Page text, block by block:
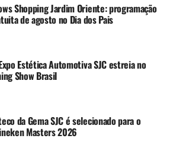
Shopping Jardim Oriente: programação
de agosto no Dia dos Pais
Estética Automotiva SJC estreia no
Show Brasil
da Gema SJC é selecionado para o
Masters 2026